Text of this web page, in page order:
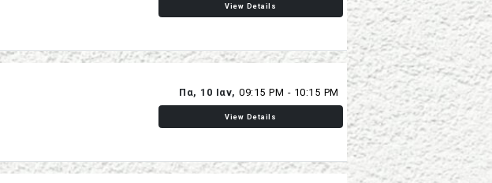
View Details
Πα, 10 Ιαν, 09:15 PM - 10:15 PM
View Details